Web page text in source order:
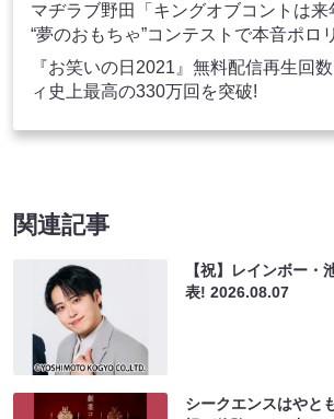
マヂラブ野田「キングオブコントは来
“夢のおもちゃ”コンテストで本音ポロリ
『お笑いの日2021』無料配信再生回
ィ史上最高の330万回を突破!
関連記事
【祝】レインボー・
表!2026.08.07
シークエンスはやと